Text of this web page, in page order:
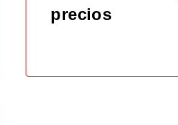
precios